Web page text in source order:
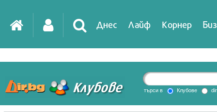
Днес Лайф Корнер
DirTV Impressio
търси в Клубове